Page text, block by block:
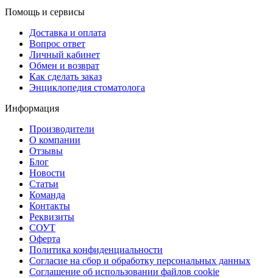
Помощь и сервисы
Доставка и оплата
Вопрос ответ
Личный кабинет
Обмен и возврат
Как сделать заказ
Энциклопедия стоматолога
Информация
Производители
О компании
Отзывы
Блог
Новости
Статьи
Команда
Контакты
Реквизиты
СОУТ
Оферта
Политика конфиденциальности
Согласие на сбор и обработку персональных данных
Соглашение об использовании файлов cookie